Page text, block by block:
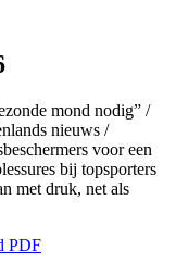
mond nodig” /
nieuws /
voor een
bij topsporters
met druk, net als
PDF